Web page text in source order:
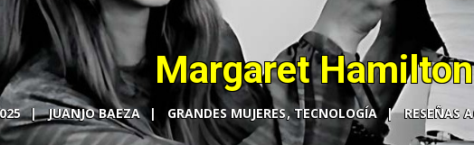
Margaret Hamilton
JUANJO BAEZA GRANDES MUJERES,TECNOLOGÍA